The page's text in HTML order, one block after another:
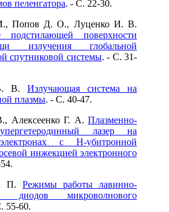
пеленгатора. - C. 22-30.
Попов Д. О., Луценко И. В.
подстилающей поверхности
излучения глобальной
спутниковой системы. - C. 31-
В. Излучающая система на
плазмы. - C. 40-47.
Алексеенко Г. А. Плазменно-
лазер на
с Н-убитронной
инжекцией электронного
П. Режимы работы лавинно-
диодов микроволнового
55-60.